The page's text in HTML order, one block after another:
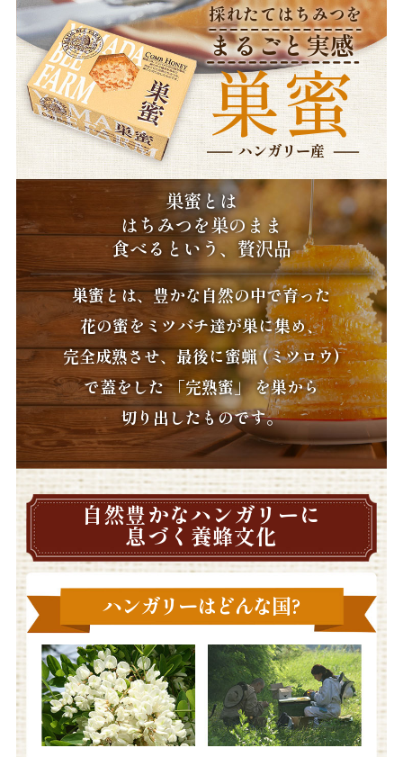
採れたてはちみつを
まるごと実感
巣蜜
ハンガリー産
巣蜜とは
はちみつを巣のまま
食べるという、贅沢品
巣蜜とは、豊かな自然の中で育った
花の蜜をミツバチ達が巣に集め、
完全成熟させ、最後に蜜蝋 (ミツロウ)
で蓋をした 「完熟蜜」 を巣から
切り出したものです。
自然豊かなハンガリーに
息づく養蜂文化
ハンガリーはどんな国?